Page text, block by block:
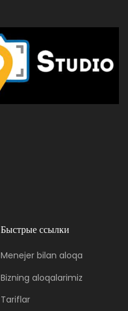
Быстрые ссылки
Menejer bilan aloqa
Bizning aloqalarimiz
Tariflar